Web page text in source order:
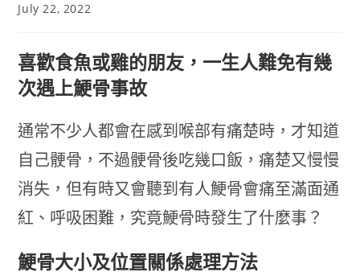
July 22, 2022
喜歡食魚或雞的朋友，一生人難免有幾
次遇上鯁骨事故
通常不少人都會在感到喉部有痛楚時，才知道
自己骾骨，不過骾骨後吃幾口飯，痛楚又慢慢
消失，但有時又會聽到有人鯁骨會痛至滿面通
紅、呼吸困難，究竟鯁骨時發生了什麼事？
鯁骨大小及位置關係處理方法